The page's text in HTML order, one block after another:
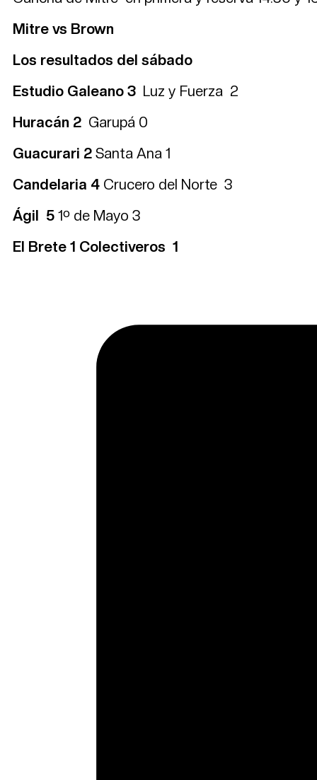
Mitre vs Brown
Los resultados del sábado
Estudio Galeano 3 Luz y Fuerza 2
Huracán 2 Garupá 0
Guacurari 2 Santa Ana 1
Candelaria 4 Crucero del Norte 3
Ágil 5 1º de Mayo 3
El Brete 1 Colectiveros 1